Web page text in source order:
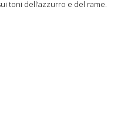
toni dell’azzurro e del rame.